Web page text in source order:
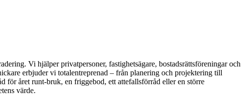
Vi hjälper privatpersoner, fastighetsägare, bostadsrättsföreningar och
erbjuder vi totalentreprenad – från planering och projektering till
för året runt-bruk, en friggebod, ett attefallsförråd eller en större
värde.